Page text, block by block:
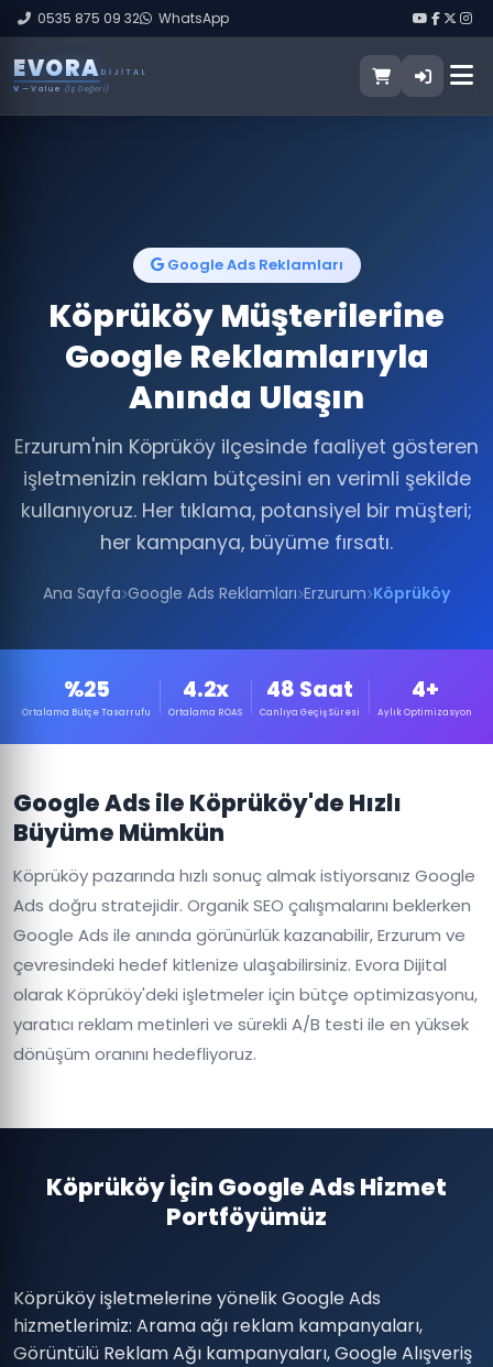
0535 875 09 32 WhatsApp
EVORA DIJITAL
V — Value (İş Değeri)
Google Ads Reklamları
Köprüköy Müşterilerine
Google Reklamlarıyla
Anında Ulaşın
Erzurum'nin Köprüköy ilçesinde faaliyet gösteren
işletmenizin reklam bütçesini en verimli şekilde
kullanıyoruz. Her tıklama, potansiyel bir müşteri;
her kampanya, büyüme fırsatı.
Ana Sayfa Google Ads Reklamları Erzurum Köprüköy
%25
Ortalama Bütçe Tasarrufu
4.2x
Ortalama ROAS
48 Saat
Canlıya Geçiş Süresi
4+
Aylık Optimizasyon
Google Ads ile Köprüköy'de Hızlı
Büyüme Mümkün
Köprüköy pazarında hızlı sonuç almak istiyorsanız Google
Ads doğru stratejidir. Organik SEO çalışmalarını beklerken
Google Ads ile anında görünürlük kazanabilir, Erzurum ve
çevresindeki hedef kitlenize ulaşabilirsiniz. Evora Dijital
olarak Köprüköy'deki işletmeler için bütçe optimizasyonu,
yaratıcı reklam metinleri ve sürekli A/B testi ile en yüksek
dönüşüm oranını hedefliyoruz.
Köprüköy İçin Google Ads Hizmet
Portföyümüz
Köprüköy işletmelerine yönelik Google Ads
hizmetlerimiz: Arama ağı reklam kampanyaları,
Görüntülü Reklam Ağı kampanyaları, Google Alışveriş